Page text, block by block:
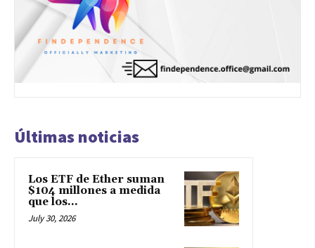
Últimas noticias
Los ETF de Ether suman
$104 millones a medida
que los...
July 30, 2026